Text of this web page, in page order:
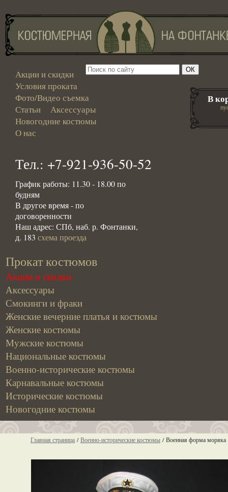
Акции и скидки
Условия проката
Фото/Видео съемка
Статьи
Аксессуары
Новогодние костюмы
О нас
Тел.: +7-921-936-50-52
График работы: 11.30 - 18.00 по
будням
В другое время - по
договоренности
Наш адрес: СПб, наб. р. Фонтанки,
д. 183 схема проезда
В
Прокат костюмов
Акции и скидки
Аксессуары
Смокинги и фраки
Женские вечерние платья и костюмы
Женские костюмы
Мужские костюмы
Национальные костюмы
Военно-исторические костюмы
Карнавальные костюмы
Исторические костюмы
Новогодние костюмы
Главная страница / Военно-исторические костюмы / Военная форма моряка